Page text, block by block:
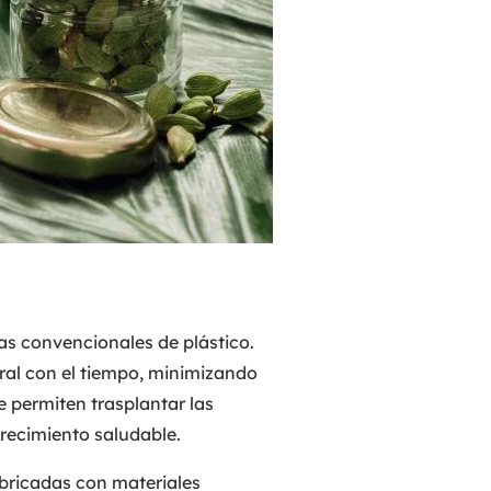
convencionales de plástico.
con el tiempo, minimizando
permiten trasplantar las
saludable.
con materiales